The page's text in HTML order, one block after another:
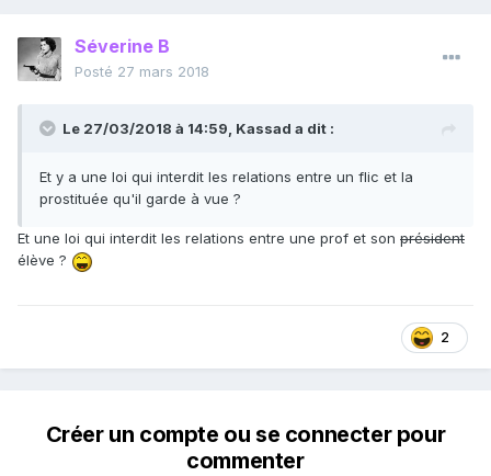
Séverine B
Posté 27 mars 2018
Le 27/03/2018 à 14:59, Kassad a dit :
Et y a une loi qui interdit les relations entre un flic et la
prostituée qu'il garde à vue ?
Et une loi qui interdit les relations entre une prof et son président
élève ?
2
Créer un compte ou se connecter pour
commenter